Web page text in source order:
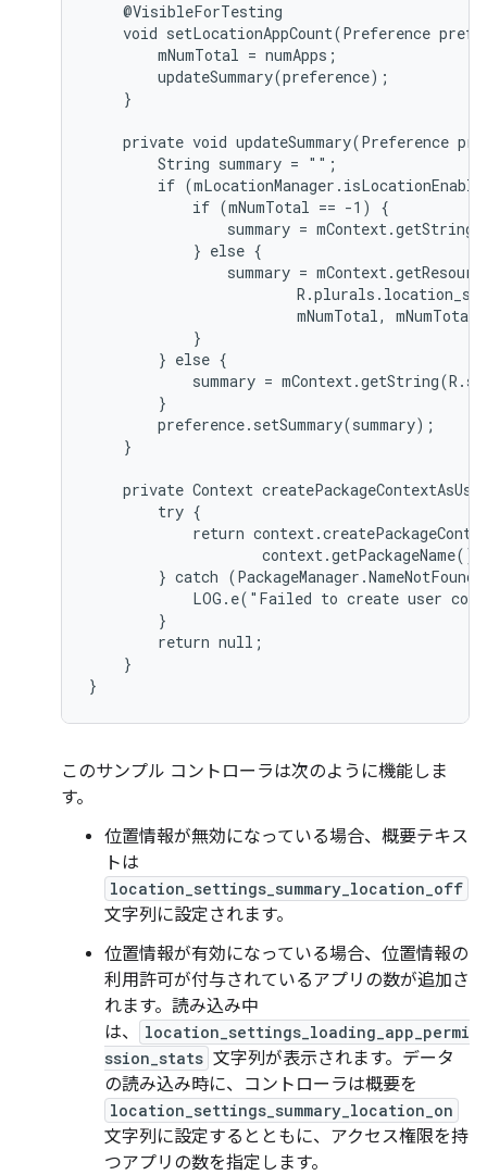
    @VisibleForTesting
void setLocationAppCount(Preference
        mNumTotal = numApps;
        updateSummary(preference);
    }
private void updateSummary(Preference
        String summary = "";
if
            if (mNumTotal == -1) {
summary =
            } else {
summary =
mNumTotal,
            }
        } else {
summary =
        }
        preference.setSummary(summary);
    }
private Context
        try {
return
} catch
LOG.e("Failed to create user
        }
        return null;
    }
このサンプル コントローラは次のように機能しま
す。
位置情報が無効になっている場合、概要テキス
トは
location_settings_summary_location_off
文字列に設定されます。
位置情報が有効になっている場合、位置情報の
利用許可が付与されているアプリの数が追加さ
れます。読み込み中
は、
location_settings_loading_app_permi
ssion_stats 文字列が表示されます。データ
の読み込み時に、コントローラは概要を
location_settings_summary_location_on
文字列に設定するとともに、アクセス権限を持
つアプリの数を指定します。